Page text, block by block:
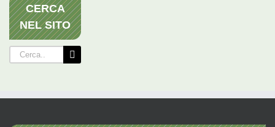
CERCA
NEL SITO
Cerca
per: